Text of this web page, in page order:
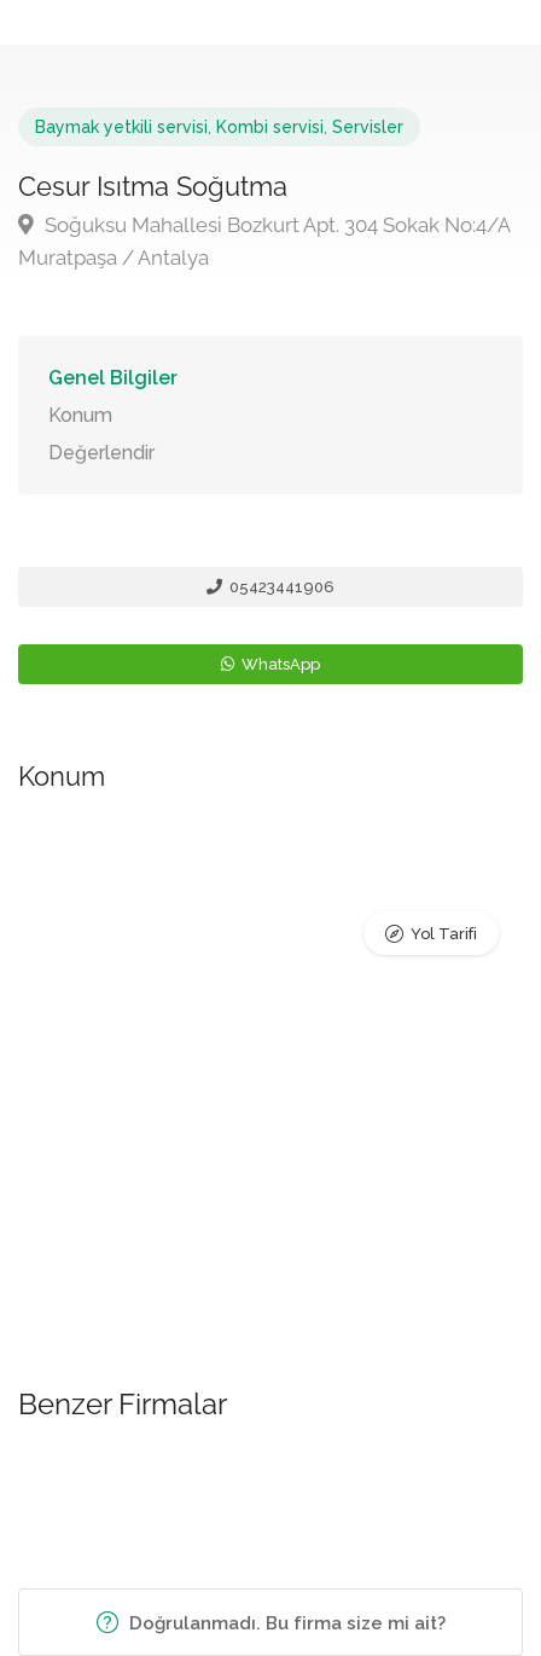
Baymak yetkili servisi Kombi servisi Servisler
Cesur Isıtma Soğutma
Soğuksu Mahallesi Bozkurt Apt. 304 Sokak No:4/A
Muratpaşa / Antalya
Genel Bilgiler
Konum
Değerlendir
05423441906
WhatsApp
Konum
Yol Tarifi
Benzer Firmalar
Doğrulanmadı. Bu firma size mi ait?